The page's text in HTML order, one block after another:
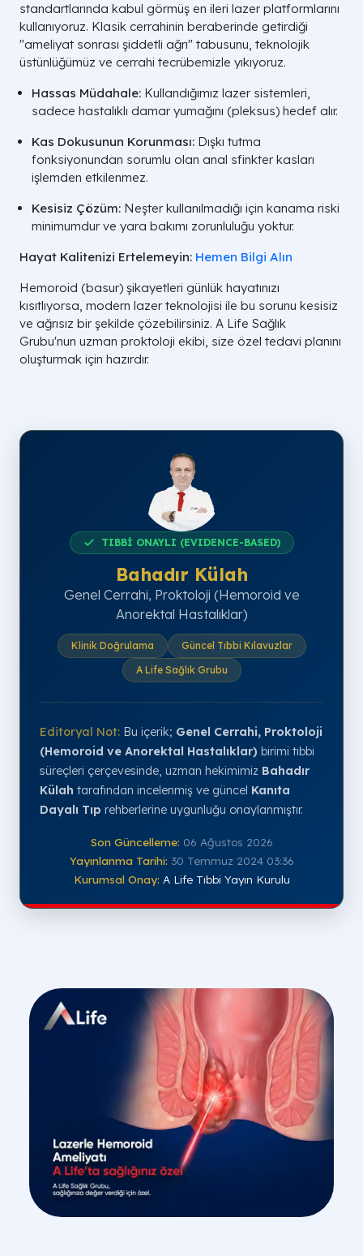
standartlarında kabul görmüş en ileri lazer platformlarını
kullanıyoruz. Klasik cerrahinin beraberinde getirdiği
"ameliyat sonrası şiddetli ağrı" tabusunu, teknolojik
üstünlüğümüz ve cerrahi tecrübemizle yıkıyoruz.
Hassas Müdahale: Kullandığımız lazer sistemleri,
sadece hastalıklı damar yumağını (pleksus) hedef alır.
Kas Dokusunun Korunması: Dışkı tutma
fonksiyonundan sorumlu olan anal sfinkter kasları
işlemden etkilenmez.
Kesisiz Çözüm: Neşter kullanılmadığı için kanama riski
minimumdur ve yara bakımı zorunluluğu yoktur.
Hayat Kalitenizi Ertelemeyin: Hemen Bilgi Alın
Hemoroid (basur) şikayetleri günlük hayatınızı
kısıtlıyorsa, modern lazer teknolojisi ile bu sorunu kesisiz
ve ağrısız bir şekilde çözebilirsiniz. A Life Sağlık
Grubu'nun uzman proktoloji ekibi, size özel tedavi planını
oluşturmak için hazırdır.
TIBBİ ONAYLI (EVIDENCE-BASED)
Bahadır Külah
Genel Cerrahi, Proktoloji (Hemoroid ve
Anorektal Hastalıklar)
Klinik Doğrulama
Güncel Tıbbi Kılavuzlar
A Life Sağlık Grubu
Editoryal Not: Bu içerik; Genel Cerrahi, Proktoloji
(Hemoroid ve Anorektal Hastalıklar) birimi tıbbi
süreçleri çerçevesinde, uzman hekimimiz Bahadır
Külah tarafından incelenmiş ve güncel Kanıta
Dayalı Tıp rehberlerine uygunluğu onaylanmıştır.
Son Güncelleme: 06 Ağustos 2026
Yayınlanma Tarihi: 30 Temmuz 2024 03:36
Kurumsal Onay: A Life Tıbbi Yayın Kurulu